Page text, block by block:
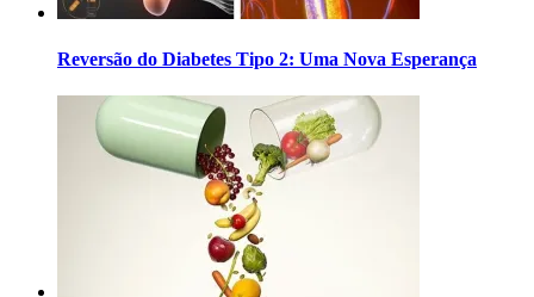
Reversão do Diabetes Tipo 2: Uma Nova Esperança